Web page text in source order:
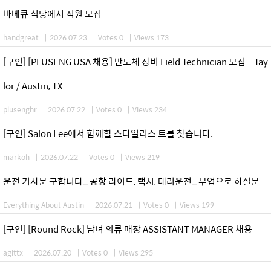
바베큐 식당에서 직원 모집
handgreat | 2026.07.23 | Votes 0 | Views 173
[구인] [PLUSENG USA 채용] 반도체 장비 Field Technician 모집 – Tay
lor / Austin, TX
plusenghr | 2026.07.22 | Votes 0 | Views 234
[구인] Salon Lee에서 함께할 스타일리스 트를 찾습니다.
markoh | 2026.07.22 | Votes 0 | Views 219
운전 기사분 구합니다_ 공항 라이드, 택시, 대리운전_ 부업으로 하실분
Everything About Austin | 2026.07.21 | Votes 0 | Views 199
[구인] [Round Rock] 남녀 의류 매장 ASSISTANT MANAGER 채용
agittx | 2026.07.20 | Votes 0 | Views 295